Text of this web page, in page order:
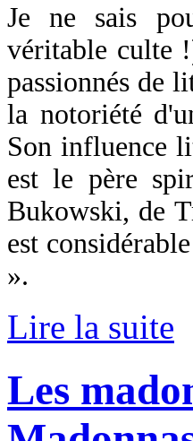
Je ne sais
véritable culte
passionnés de
la notoriété
Son influence
est le père
Bukowski, de
est
».
Lire la suite
Les